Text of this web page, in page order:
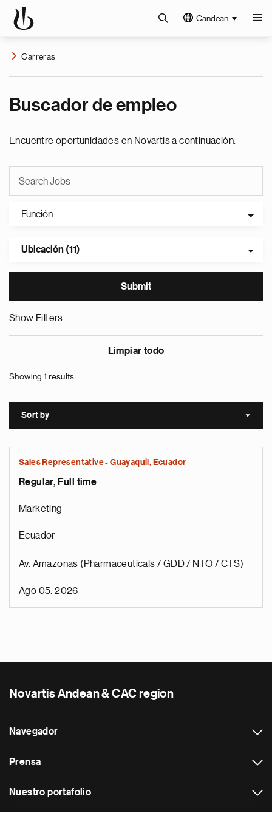
Candean
Carreras
Buscador de empleo
Encuentre oportunidades en Novartis a continuación.
Función
Ubicación (11)
Show Filters
Limpiar todo
Showing 1 results
Sort by Sort
Sales Representative - Guayaquil, Ecuador
Regular, Full time
Marketing
Ecuador
Av. Amazonas (Pharmaceuticals / GDD / NTO / CTS)
Ago 05, 2026
Novartis Andean & CAC region
Navegador
Prensa
Nuestro portafolio